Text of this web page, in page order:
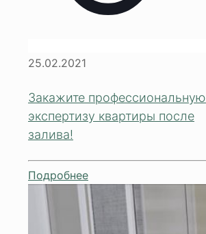
25.02.2021
Закажите профессиональную
экспертизу квартиры после
залива!
Подробнее